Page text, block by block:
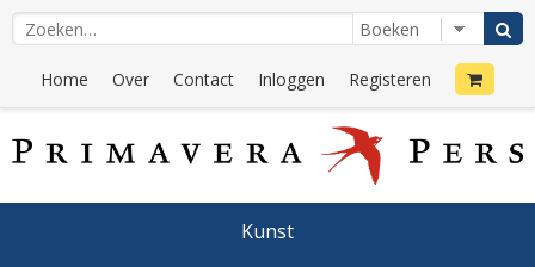
Home Over Contact Inloggen Registeren
Kunst